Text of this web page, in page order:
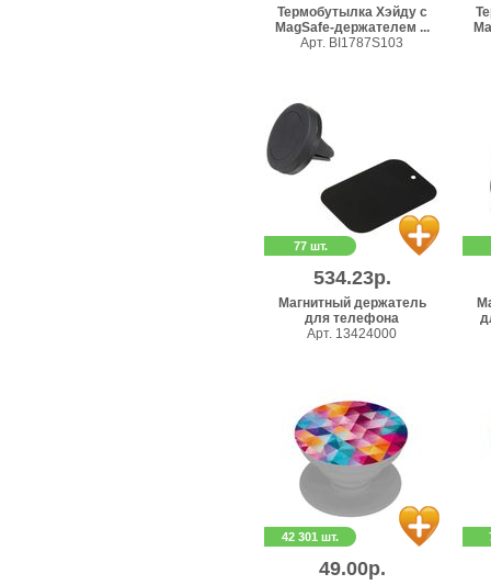
Термобутылка Хэйду с
MagSafe-держателем ...
Арт. BI1787S103
77 шт.
534.23р.
Магнитный держатель
для телефона
Арт. 13424000
42 301 шт.
49.00р.